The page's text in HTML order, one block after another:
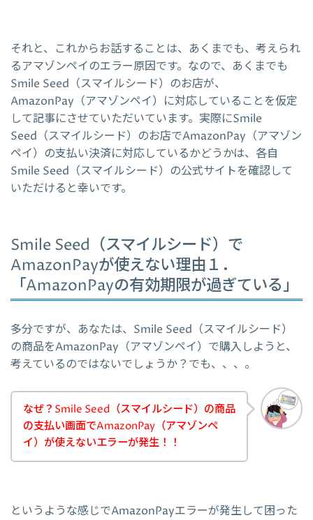
それと、これからお話することは、あくまでも、考えられ
るアマゾンペイのエラー原因です。なので、あくまでも
Smile Seed（スマイルシード）のお店が、
AmazonPay（アマゾンペイ）に対応していることを仮定
して記事にさせていただいています。実際にSmile
Seed（スマイルシード）のお店でAmazonPay（アマゾン
ペイ）の支払い決済に対応しているかどうかは、各自
Smile Seed（スマイルシード）の公式サイトを確認して
いただけると幸いです。
Smile Seed（スマイルシード）で
AmazonPayが使えない理由１．
「AmazonPayの有効期限が過ぎている」
多分ですが、あなたは、Smile Seed（スマイルシード）
の商品をAmazonPay（アマゾンペイ）で購入しようと、
考えているのではないでしょうか？でも、、、。
なぜ？Smile Seed（スマイルシード）の商品
の支払い画面でAmazonPay（アマゾンペ
イ）が使えないエラーが発生！！
というような感じでAmazonPayエラーが発生して困った